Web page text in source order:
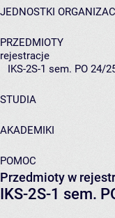
JEDNOSTKI
PRZEDMIOTY
rejestracje
IKS-2S-1 sem. PO 24/
STUDIA
AKADEMIKI
POMOC
Przedmioty w
IKS-2S-1 sem.